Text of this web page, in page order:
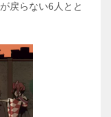
戻らない6人とと